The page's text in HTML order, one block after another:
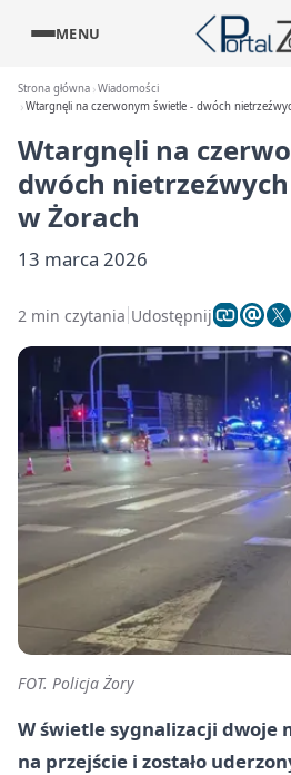
MENU
Strona główna Wiadomości
Wtargnęli na czerwonym świetle - dwóch
Wtargnęli na
dwóch
w Żorach
13 marca 2026
2 min czytania Udostępnij
FOT. Policja Żory
W świetle sygnalizacji dwoje
na przejście i zostało